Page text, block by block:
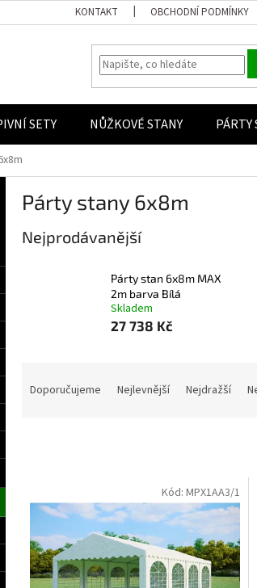
KONTAKT OBCHODNÍ PODMÍNKY
SETY NŮŽKOVÉ STANY PÁRTY
Párty stany 6x8m
Nejprodávanější
Párty stan 6x8m MAX
2m barva Bílá
Skladem
27 738 Kč
Doporučujeme Nejlevnější Nejdražší
Kód: MPX1AA3/1